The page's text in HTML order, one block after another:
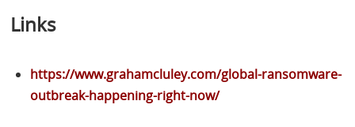
Links
https://www.grahamcluley.com/global-ransomware-
outbreak-happening-right-now/